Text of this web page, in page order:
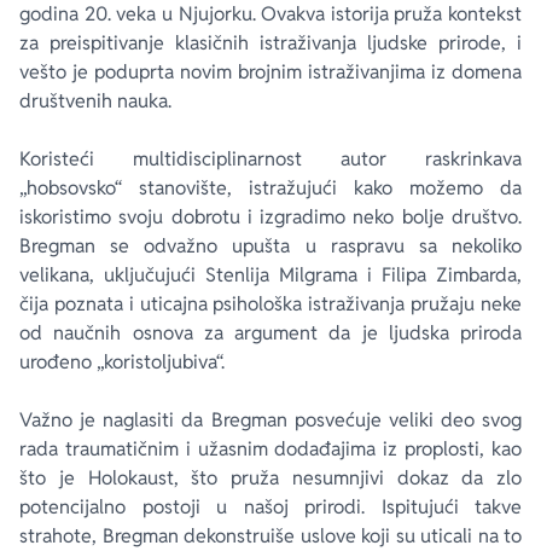
godina 20. veka u Njujorku. Ovakva istorija pruža kontekst
za preispitivanje klasičnih istraživanja ljudske prirode, i
vešto je poduprta novim brojnim istraživanjima iz domena
društvenih nauka.
Koristeći multidisciplinarnost autor raskrinkava
„hobsovsko“ stanovište, istražujući kako možemo da
iskoristimo svoju dobrotu i izgradimo neko bolje društvo.
Bregman se odvažno upušta u raspravu sa nekoliko
velikana, uključujući Stenlija Milgrama i Filipa Zimbarda,
čija poznata i uticajna psihološka istraživanja pružaju neke
od naučnih osnova za argument da je ljudska priroda
urođeno „koristoljubiva“.
Važno je naglasiti da Bregman posvećuje veliki deo svog
rada traumatičnim i užasnim dodađajima iz proplosti, kao
što je Holokaust, što pruža nesumnjivi dokaz da zlo
potencijalno postoji u našoj prirodi. Ispitujući takve
strahote, Bregman dekonstruiše uslove koji su uticali na to